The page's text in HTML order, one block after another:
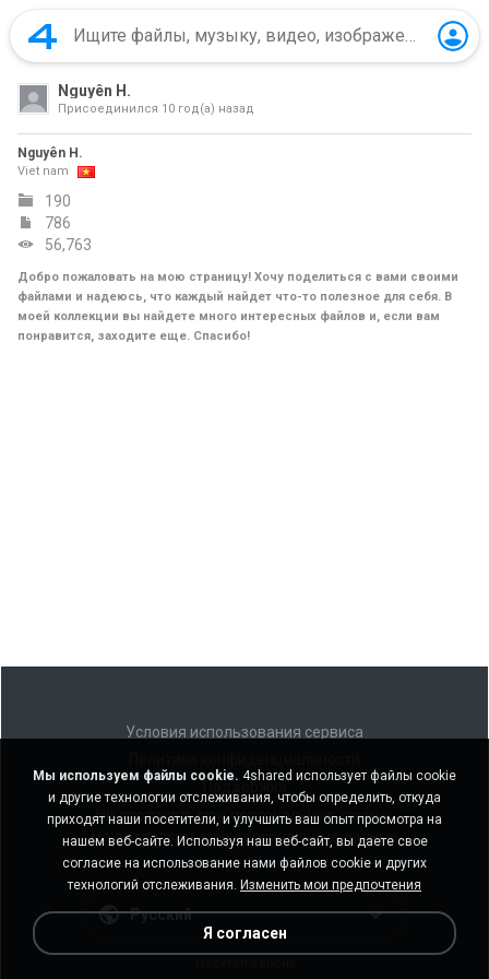
Nguyên H.
Присоединился 10 год(а) назад
Nguyên H.
Viet nam
190
786
56,763
Добро пожаловать на мою страницу! Хочу поделиться с вами своими
файлами и надеюсь, что каждый найдет что-то полезное для себя. В
моей коллекции вы найдете много интересных файлов и, если вам
понравится, заходите еще. Спасибо!
Условия использования сервиса
Не продавать мои персональные данные
Не передавать мои персональные данные
Русский
Мы используем файлы cookie. 4shared использует файлы cookie
и другие технологии отслеживания, чтобы определить, откуда
приходят наши посетители, и улучшить ваш опыт просмотра на
нашем веб-сайте. Используя наш веб-сайт, вы даете свое
согласие на использование нами файлов cookie и других
технологий отслеживания. Изменить мои предпочтения
Я согласен